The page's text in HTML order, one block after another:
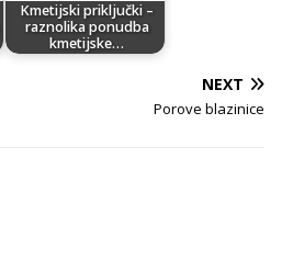
Kmetijski priključki –
raznolika ponudba
kmetijske…
NEXT
Porove blazinice